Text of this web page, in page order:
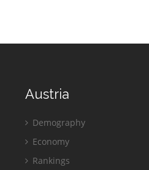
Austria
Demography
Economy
Rankings